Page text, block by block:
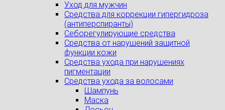
Уход для мужчин
Средства для коррекции гипергидроза
(антиперспиранты)
Себорегулирующие средства
Средства от нарушений защитной
функции кожи
Средства ухода при нарушениях
пигментации
Средства ухода за волосами
Шампунь
Маска